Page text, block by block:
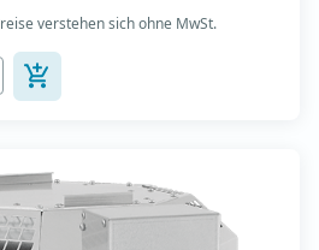
m3/h - Für Dauerbetrieb mit
- Luftauslass mit Schutzgitter -
lässt s...
verstehen sich ohne MwSt.